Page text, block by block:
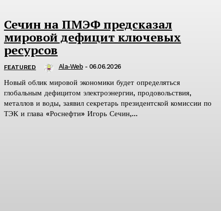
Сечин на ПМЭФ предсказал
мировой дефицит ключевых
ресурсов
FEATURED Ala-Web - 06.06.2026
Новый облик мировой экономики будет определяться
глобальным дефицитом электроэнергии, продовольствия,
металлов и воды, заявил секретарь президентской комиссии по
ТЭК и глава «Роснефти» Игорь Сечин,...